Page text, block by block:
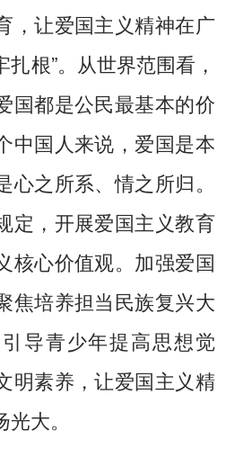
，让爱国主义精神在广
根”。从世界范围看，
国都是公民最基本的价
中国人来说，爱国是本
之所系、情之所归。
定，开展爱国主义教育
核心价值观。加强爱国
焦培养担当民族复兴大
导青少年提高思想觉
明素养，让爱国主义精
大。